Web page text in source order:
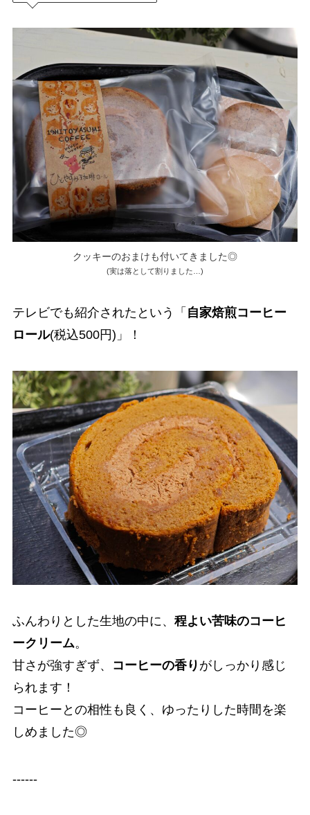
クッキーのおまけも付いてきました◎
(実は落として割りました…)
テレビでも紹介されたという「 自家焙煎コーヒー
ロール(税込500円)」！
ふんわりとした生地の中に、 程よい苦味のコーヒ
ークリーム。
甘さが強すぎず、
コーヒーの香り がしっかり感じ
られます！
コーヒーとの相性も良く、ゆったりした時間を楽
しめました◎
‐‐‐‐‐‐